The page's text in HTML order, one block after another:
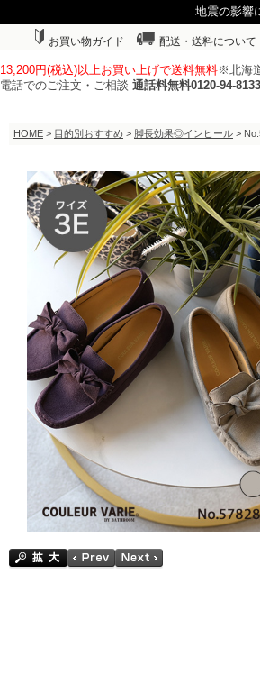
地震の影響
お買い物ガイド 配送・送料について
13,200円(税込)以上お買い上げで送料無料※北海
電話でのご注文・ご相談 通話料無料0120-94-8133
HOME > 目的別おすすめ > 脚長効果◎インヒール >